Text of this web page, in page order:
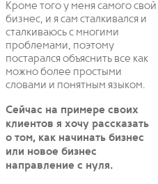
Кроме того у меня самого свой
бизнес, и я сам сталкивался и
сталкиваюсь с многими
проблемами, поэтому
постарался объяснить все как
можно более простыми
словами и понятным языком.
Сейчас на примере своих
клиентов я хочу рассказать
о том, как начинать бизнес
или новое бизнес
направление с нуля.